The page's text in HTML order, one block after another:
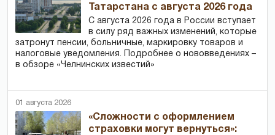
Татарстана с августа 2026 года
С августа 2026 года в России вступает
в силу ряд важных изменений, которые
затронут пенсии, больничные, маркировку товаров и
налоговые уведомления. Подробнее о нововведениях –
в обзоре «Челнинских известий»
01 августа 2026
«Сложности с оформлением
страховки могут вернуться»: